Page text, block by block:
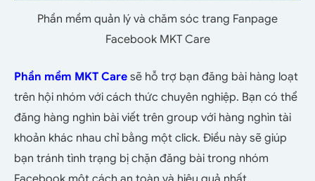
Phần mềm quản lý và chăm sóc trang Fanpage
Facebook MKT Care
Phần mềm MKT Care sẽ hỗ trợ bạn đăng bài hàng loạt
trên hội nhóm với cách thức chuyên nghiệp. Bạn có thể
đăng hàng nghìn bài viết trên group với hàng nghìn tài
khoản khác nhau chỉ bằng một click. Điều này sẽ giúp
bạn tránh tình trạng bị chặn đăng bài trong nhóm